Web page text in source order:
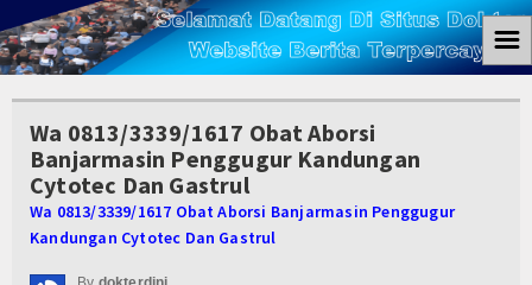
Home
Berita
Ham
Kemiskinan
☰
Wa 0813/3339/1617 Obat Aborsi
Banjarmasin Penggugur Kandungan
Cytotec Dan Gastrul
Wa 0813/3339/1617 Obat Aborsi Banjarmasin Penggugur
Kandungan Cytotec Dan Gastrul